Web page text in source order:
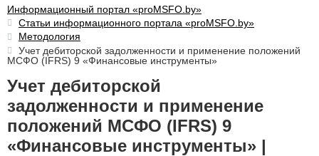
Информационный портал «proMSFO.by»
Статьи информационного портала «proMSFO.by»
Методология
Учет дебиторской задолженности и применение положений
МСФО (IFRS) 9 «Финансовые инструменты»
Учет дебиторской
задолженности и применение
положений МСФО (IFRS) 9
«Финансовые инструменты» |